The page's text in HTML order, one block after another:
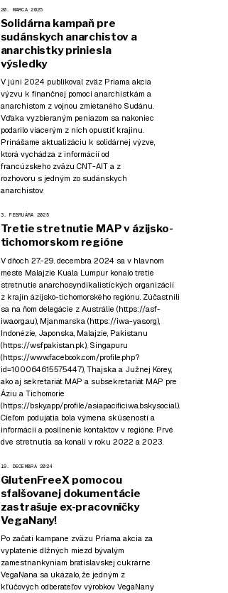
20. MARCA 2025
Solidárna kampaň pre
sudánskych anarchistov a
anarchistky priniesla
výsledky
V júni 2024 publikoval zväz Priama akcia
výzvu k finančnej pomoci anarchistkám a
anarchistom z vojnou zmietaného Sudánu.
Vďaka vyzbieraným peniazom sa nakoniec
podarilo viacerým z nich opustiť krajinu.
Prinášame aktualizáciu k solidárnej výzve,
ktorá vychádza z informáciíod
francúzskeho zväzu CNT-AIT a z
rozhovoru s jedným zo sudánskych
anarchistov.
3. FEBRUÁRA 2025
Tretie stretnutie MAP v ázijsko-
tichomorskom regióne
V dňoch 27.-29. decembra 2024 sa v hlavnom
meste Malajzie Kuala Lumpur konalo tretie
stretnutie anarchosyndikalistických organizácií
z krajín ázijsko-tichomorského regiónu. Zúčastnili
sa na ňom delegácie z Austrálie (https://asf-
iwa.org.au), Mjanmarska (https://iwa-yas.org),
Indonézie, Japonska, Malajzie, Pakistanu
(https://wsfpakistan.pk), Singapuru
(https://www.facebook.com/profile.php?
id=100064615575447), Thajska a Južnej Kórey,
ako aj sekretariát MAP a subsekretariát MAP pre
Áziu a Tichomorie
(https://bsky.app/profile/asiapacificiwa.bsky.social).
Cieľom podujatia bola výmena skúseností a
informácií a posilnenie kontaktov v regióne. Prvé
dve stretnutia sa konali v roku 2022 a 2023
19. DECEMBRA 2024
GlutenFreeX pomocou
sfalšovanej dokumentácie
zastrašuje ex-pracovníčky
VegaNany!
Po začatí kampane zväzu Priama akcia za
vyplatenie dlžných miezd bývalým
zamestnankyniam bratislavskej cukrárne
VegaNana sa ukázalo, že jedným z
kľúčových odberateľov výrobkov VegaNany